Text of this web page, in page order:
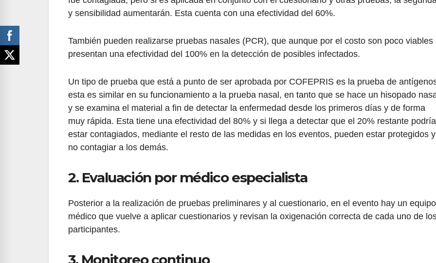
y sensibilidad aumentarán. Esta cuenta con una efectividad del 60%.
También pueden realizarse pruebas nasales (PCR), que aunque por el costo son poco viables
presentan una efectividad del 100% en la detección de posibles infectados.
Un tipo de prueba que está a punto de ser aprobada por COFEPRIS es la prueba de
esta es similar en su funcionamiento a la prueba nasal, en tanto que se hace un hisopado
y se examina el material a fin de detectar la enfermedad desde los primeros días y de forma
muy rápida. Esta tiene una efectividad del 80% y si llega a detectar que el 20% restante
estar contagiados, mediante el resto de las medidas en los eventos, pueden estar protegidos y
no contagiar a los demás.
2. Evaluación por médico especialista
Posterior a la realización de pruebas preliminares y al cuestionario, en el evento hay un equipo
médico que vuelve a aplicar cuestionarios y revisan la oxigenación correcta de cada uno de
participantes.
3. Monitoreo continuo